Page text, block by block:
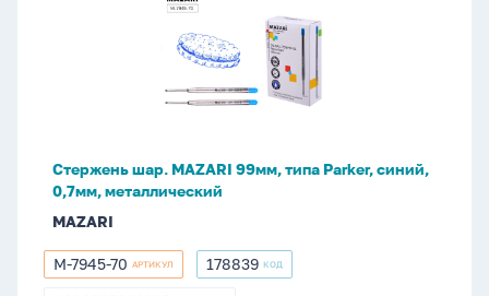
металлический
Стержень шар. MAZARI 99мм, типа Parker, синий,
0,7мм, металлический
MAZARI
M-
M-7945-70 АРТИКУЛ 178839
178839 КОД